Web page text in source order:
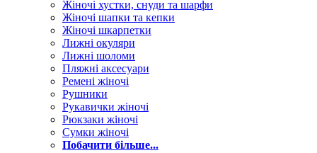
Жіночі хустки, снуди та шарфи
Жіночі шапки та кепки
Жіночі шкарпетки
Лижні окуляри
Лижні шоломи
Пляжні аксесуари
Ремені жіночі
Рушники
Рукавички жіночі
Рюкзаки жіночі
Сумки жіночі
Побачити більше...